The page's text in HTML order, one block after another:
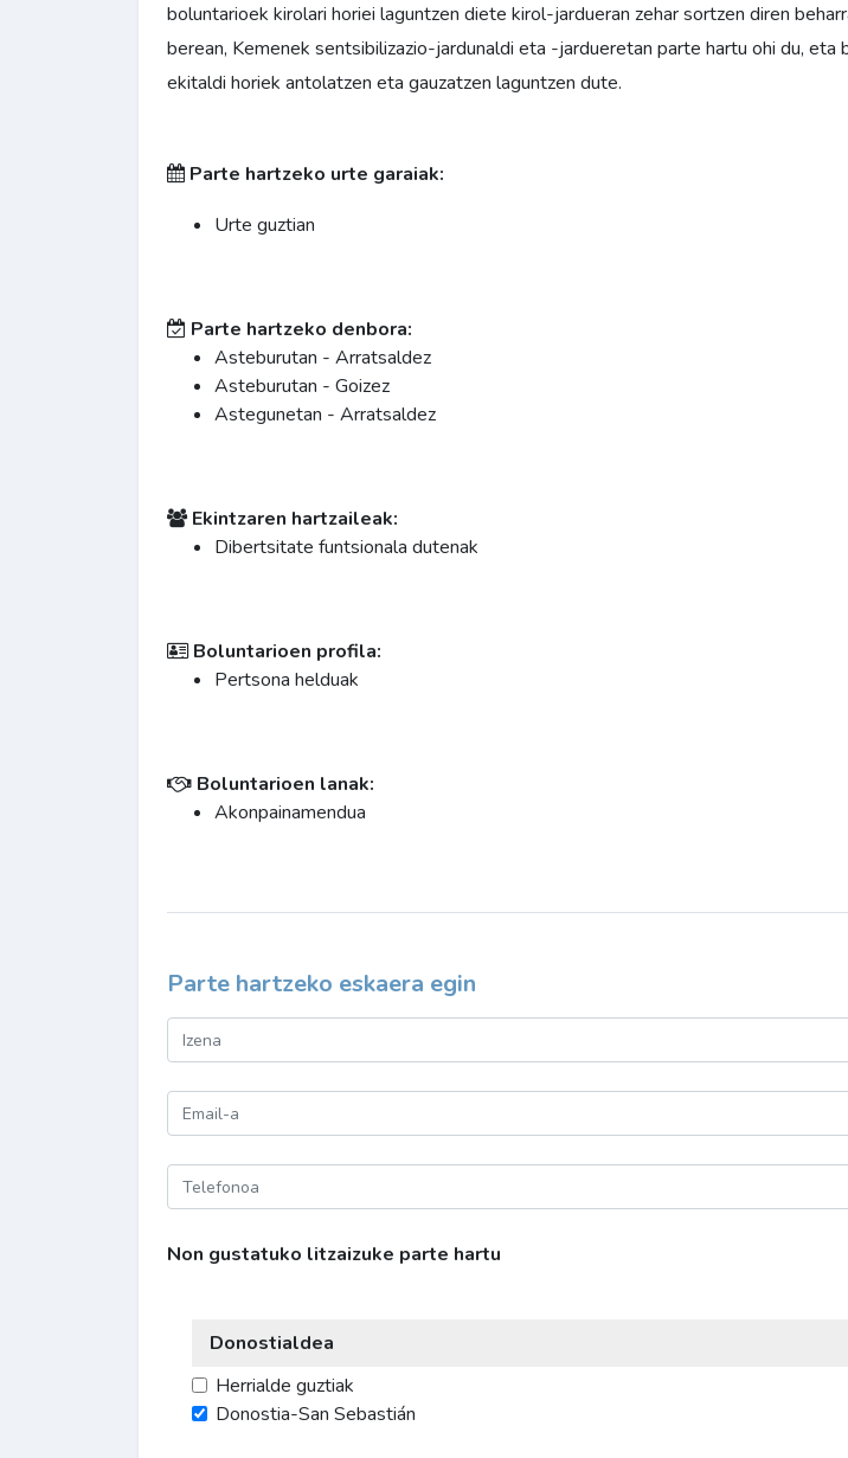
boluntarioek kirolari horiei laguntzen diete kirol-jardueran zehar sortzen diren
berean, Kemenek sentsibilizazio-jardunaldi eta -jardueretan parte hartu ohi du, eta
ekitaldi horiek antolatzen eta gauzatzen laguntzen dute.
Parte hartzeko urte garaiak:
Urte guztian
Parte hartzeko denbora:
Asteburutan - Arratsaldez
Asteburutan - Goizez
Astegunetan - Arratsaldez
Ekintzaren hartzaileak:
Dibertsitate funtsionala dutenak
Boluntarioen profila:
Pertsona helduak
Boluntarioen lanak:
Akonpainamendua
Parte hartzeko eskaera egin
Non gustatuko litzaizuke parte hartu
Donostialdea
Herrialde guztiak
Donostia-San Sebastián